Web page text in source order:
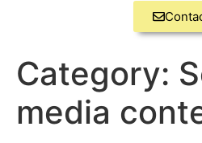
Category:
media